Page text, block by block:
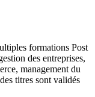
formations Post
des entreprises,
management du
titres sont validés